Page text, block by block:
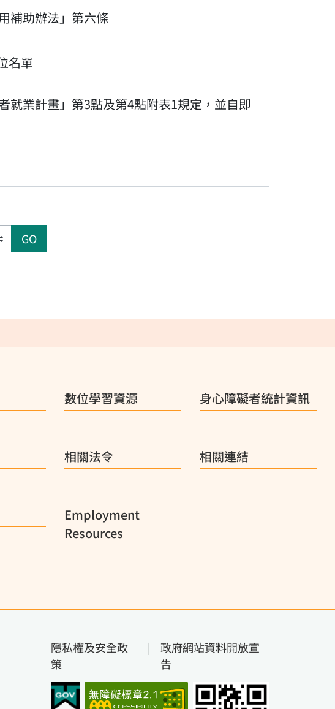
補助辦法」第六條
名單
就業計畫」第3點及第4點附表1規定，並自即
GO
數位學習資源 身心障礙者統計資訊
相關法令 相關連結
Employment
Resources
隱私權及安全政
策
|
政府網站資料開放宣
告